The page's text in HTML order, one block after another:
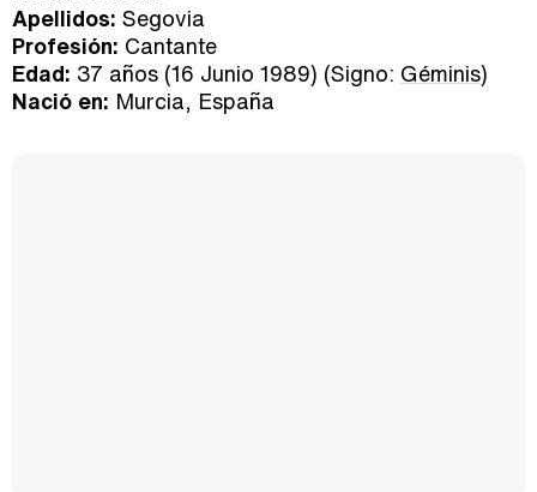
Apellidos: Segovia
Profesión: Cantante
Edad: 37 años (16 Junio 1989) (Signo: Géminis)
Nació en: Murcia, España